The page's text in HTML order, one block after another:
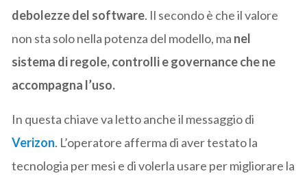
debolezze del software. Il secondo è che il valore
non sta solo nella potenza del modello, ma nel
sistema di regole, controlli e governance che ne
accompagna l’uso.
In questa chiave va letto anche il messaggio di
Verizon. L’operatore afferma di aver testato la
tecnologia per mesi e di volerla usare per migliorare la